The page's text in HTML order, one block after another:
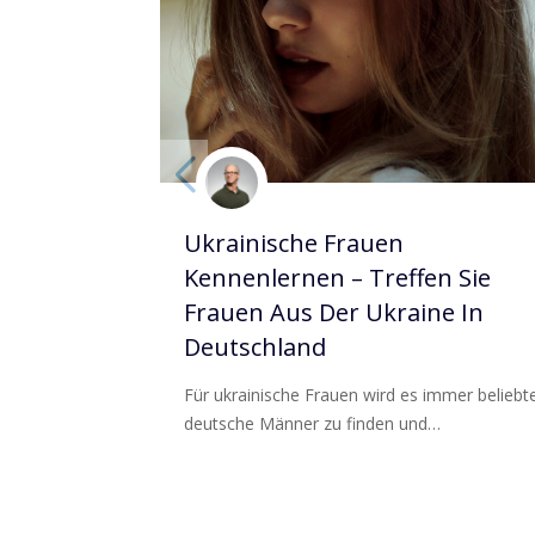
Ukrainische Frauen
Kennenlernen – Treffen Sie
Frauen Aus Der Ukraine In
Deutschland
Für ukrainische Frauen wird es immer
deutsche Männer zu finden und…